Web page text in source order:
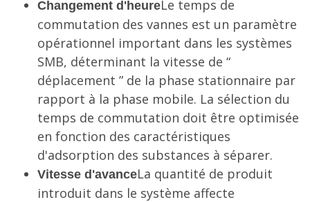
Changement d'heureLe temps de
commutation des vannes est un paramètre
opérationnel important dans les systèmes
SMB, déterminant la vitesse de “
déplacement ” de la phase stationnaire par
rapport à la phase mobile. La sélection du
temps de commutation doit être optimisée
en fonction des caractéristiques
d'adsorption des substances à séparer.
Vitesse d'avanceLa quantité de produit
introduit dans le système affecte